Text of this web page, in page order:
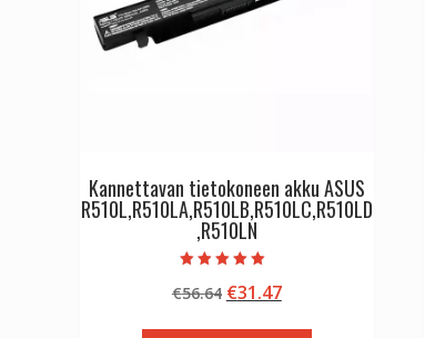
Kannettavan tietokoneen akku ASUS
R510L,R510LA,R510LB,R510LC,R510LD
,R510LN
tuotteesta:
5.00
€56.64 Alkuperäinen
€31.47Nykyinen